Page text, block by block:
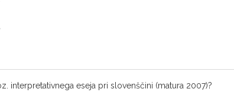
interpretativnega eseja pri slovenščini (matura 2007)?